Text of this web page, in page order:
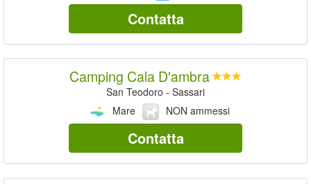
Contatta
Camping Cala D'ambra
San Teodoro - Sassari
Mare
NON ammessi
Contatta